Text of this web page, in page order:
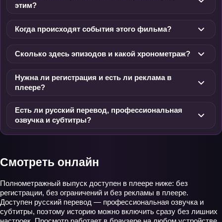
этим?
Когда происходят события этого фильма?
Сколько здесь эпизодов и какой хронометраж?
Нужна ли регистрация и есть ли реклама в
плеере?
Есть ли русский перевод, профессиональная
озвучка и субтитры?
Смотреть онлайн
Полнометражный выпуск доступен в плеере ниже: без
регистрации, без ограничений и без рекламы в плеере.
Доступен русский перевод — профессиональная озвучка и
субтитры, поэтому историю можно включить сразу без лишних